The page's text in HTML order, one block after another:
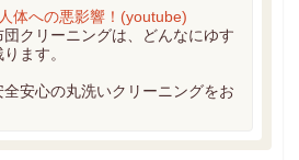
体への悪影響！(youtube)
クリーニングは、どんなにゆす
ます。
安心の丸洗いクリーニングをお